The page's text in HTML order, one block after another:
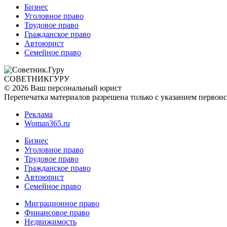
Бизнес
Уголовное право
Трудовое право
Гражданское право
Автоюрист
Семейное право
СОВЕТНИКГУРУ
© 2026 Ваш персональный юрист
Перепечатка материалов разрешена только с указанием
Реклама
Woman365.ru
Бизнес
Уголовное право
Трудовое право
Гражданское право
Автоюрист
Семейное право
Миграционное право
Финансовое право
Недвижимость